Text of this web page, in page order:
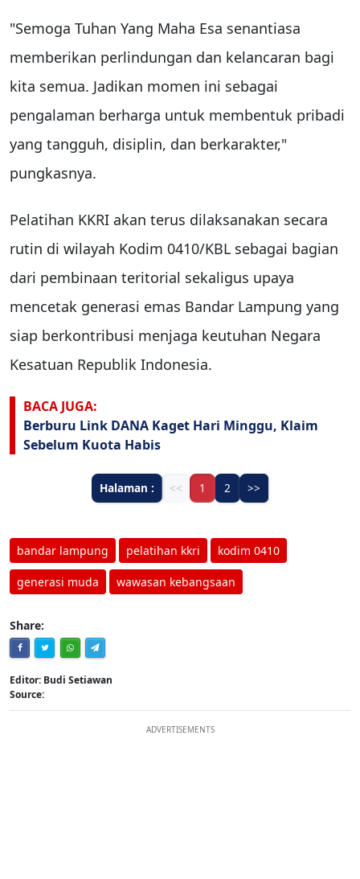
"Semoga Tuhan Yang Maha Esa senantiasa
memberikan perlindungan dan kelancaran bagi
kita semua. Jadikan momen ini sebagai
pengalaman berharga untuk membentuk pribadi
yang tangguh, disiplin, dan berkarakter,"
pungkasnya.
Pelatihan KKRI akan terus dilaksanakan secara
rutin di wilayah Kodim 0410/KBL sebagai bagian
dari pembinaan teritorial sekaligus upaya
mencetak generasi emas Bandar Lampung yang
siap berkontribusi menjaga keutuhan Negara
Kesatuan Republik Indonesia.
BACA JUGA:
Berburu Link DANA Kaget Hari Minggu, Klaim
Sebelum Kuota Habis
Halaman : << 1 2 >>
bandar lampung pelatihan kkri kodim 0410
generasi muda wawasan kebangsaan
Share:
Editor: Budi Setiawan
Source:
ADVERTISEMENTS